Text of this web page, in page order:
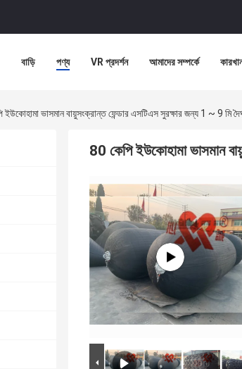
বাড়ি পণ্য VR প্রদর্শন আমাদের সম্পর্কে
ইউকোহামা ভাসমান বায়ুসংক্রান্ত ফেন্ডার এসটিএস সুরক্ষার জন্য 1 ~ 9 মি
80 কেপি ইউকোহামা ভাসমান